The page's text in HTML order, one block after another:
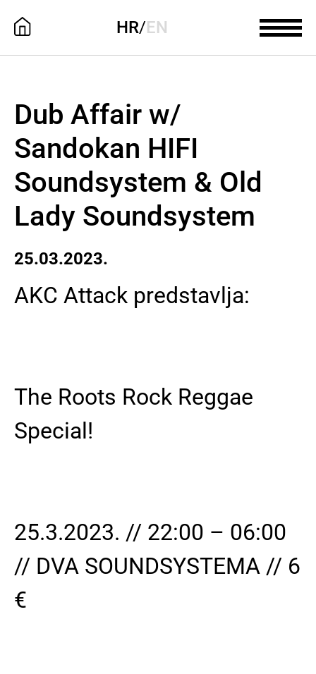
HR/EN
Dub Affair w/
Sandokan HIFI
Soundsystem & Old
Lady Soundsystem
25.03.2023.
AKC Attack predstavlja:
The Roots Rock Reggae
Special!
25.3.2023. // 22:00 – 06:00
// DVA SOUNDSYSTEMA // 6
€